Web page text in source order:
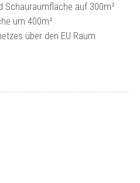
Schauraumfläche auf 300m²
um 400m²
über den EU Raum